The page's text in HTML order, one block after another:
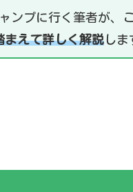
ンプに行く筆者が、
まえて詳しく解説 しま